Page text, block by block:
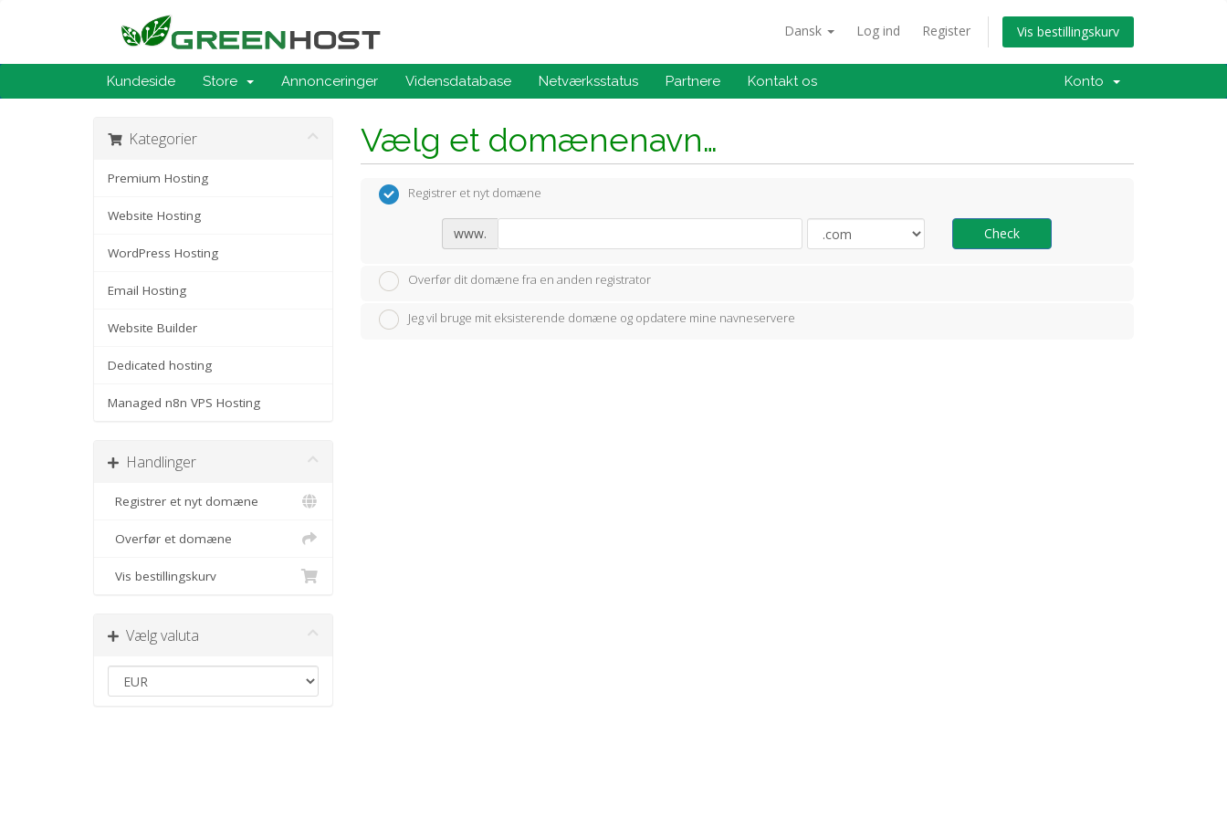
Dansk Log ind Register Vis bestillingskurv
Kundeside Store Annonceringer Vidensdatabase Netværksstatus Partnere Kontakt os Konto
Kategorier
Premium Hosting
Website Hosting
WordPress Hosting
Email Hosting
Website Builder
Dedicated hosting
Managed n8n VPS Hosting
Handlinger
Registrer et nyt domæne
Overfør et domæne
Vis bestillingskurv
Vælg valuta
Vælg et domænenavn…
Registrer et nyt domæne
www. Check
Overfør dit domæne fra en anden registrator
Jeg vil bruge mit eksisterende domæne og opdatere mine navneservere